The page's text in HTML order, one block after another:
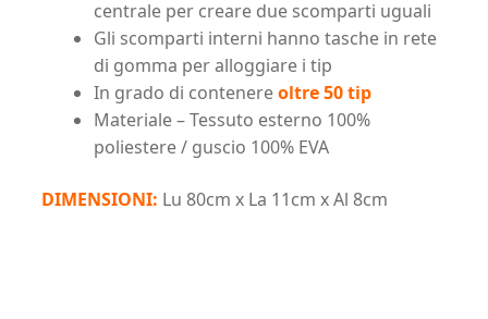
centrale per creare due scomparti uguali
Gli scomparti interni hanno tasche in rete
di gomma per alloggiare i tip
In grado di contenereoltre 50 tip
Materiale – Tessuto esterno 100%
poliestere / guscio 100% EVA
DIMENSIONI: Lu 80cm x La 11cm x Al 8cm